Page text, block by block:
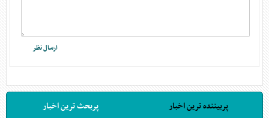
پربیننده ترین اخبار پربحث ترین اخبار